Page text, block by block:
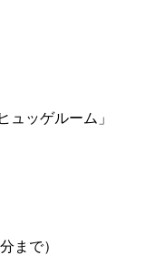
ュッゲルーム」
まで）